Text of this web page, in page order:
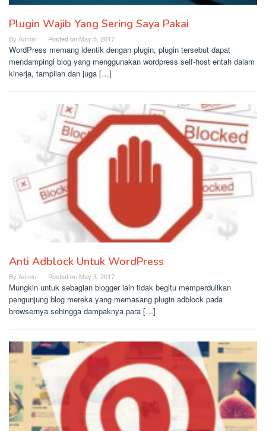
Plugin Wajib Yang Sering Saya Pakai
By Admin Posted on May 5, 2017
WordPress memang identik dengan plugin, plugin tersebut dapat
mendampingi blog yang menggunakan wordpress self-host entah dalam
kinerja, tampilan dan juga […]
Anti Adblock Untuk WordPress
By Admin Posted on May 3, 2017
Mungkin untuk sebagian blogger lain tidak begitu memperdulikan
pengunjung blog mereka yang memasang plugin adblock pada
browsernya sehingga dampaknya para […]